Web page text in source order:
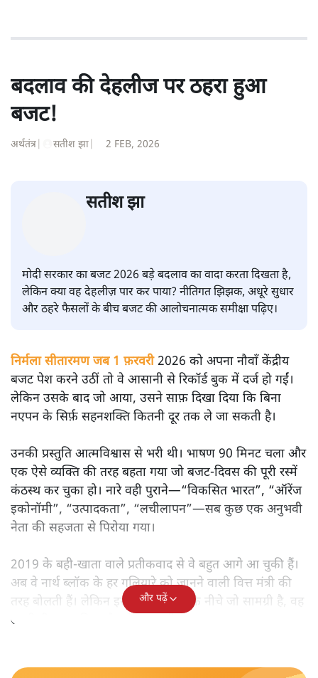
बदलाव की देहलीज पर ठहरा हुआ
बजट!
अर्थतंत्र सतीश झा 2 FEB, 2026
सतीश झा
मोदी सरकार का बजट 2026 बड़े बदलाव का वादा करता दिखता है,
और ठहरे फैसलों के बीच बजट की आलोचनात्मक समीक्षा पढ़िए।
बजट पेश करने उठीं तो वे आसानी से रिकॉर्ड बुक में दर्ज हो गईं।
लेकिन उसके बाद जो आया, उसने साफ़ दिखा दिया कि बिना
नएपन के सिर्फ़ सहनशक्ति कितनी दूर तक ले जा सकती है।
कंठस्थ कर चुका हो। नारे वही पुराने—“विकसित भारत”, “ऑरेंज